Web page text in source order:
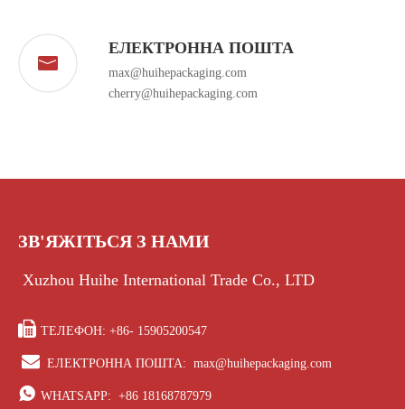
ЕЛЕКТРОННА ПОШТА
max@huihepackaging.com
cherry@huihepackaging.com
ЗВ'ЯЖІТЬСЯ З НАМИ
Xuzhou Huihe International Trade Co., LTD
 ТЕЛЕФОН: +86- 15905200547
 ЕЛЕКТРОННА ПОШТА: max@huihepackaging.com
 WHATSAPP: +86 18168787979